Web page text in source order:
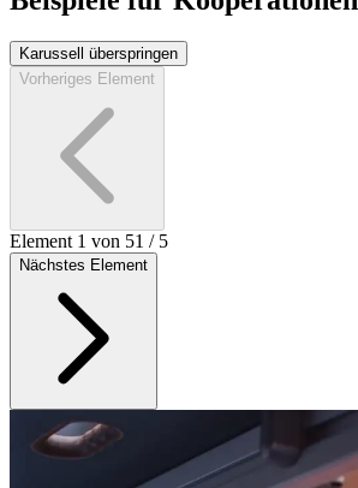
Karussell überspringen
Vorheriges Element
Element 1 von 51 / 5
Nächstes Element